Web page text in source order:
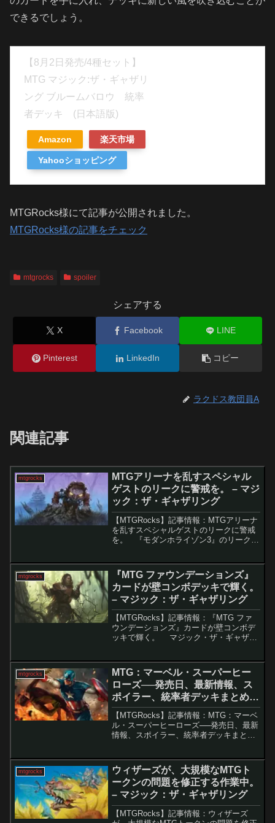
できるでしょう。
【8月2日発売/4種セット】
MTG マジック:ザ・ギャザリ
ング ブルームバロウ 統率
者デッキ (日本語版)
Amazon 楽天市場
Yahooショッピング
MTGRocks様にて記事が公開されました。
MTGRocks様の記事をチェック
mtgrocks spoiler
シェアする
X Facebook LINE
Pinterest LinkedIn コピー
ラクドス教団員A
関連記事
mtgrocks
MTGアリーナを乱すスペシャル
ゲストのリークに警戒を。 – マジ
ック：ザ・ギャザリング
【MTGRocks】記事情報：MTGアリーナ
を乱すスペシャルゲストのリークに警戒
を。 『モダンホライゾン3』のリーク情
「悲嘆」がMTGアリーナに登場する可能
性がある...
mtgrocks
『MTG ファウンデーションズ』
カードが壁コンボデッキで輝く。
– マジック：ザ・ギャザリング
【MTGRocks】記事情報：『MTG ファ
ウンデーションズ』カードが壁コンボデ
ッキで輝く。 マジック・ザ・ギャザリ
デザインですが、時折、パウパーフォー
マットで...
mtgrocks
MTG：マーベル・スーパーヒー
ローズ──発売日、最新情報、ス
ポイラー、統率者デッキまとめ。
– マジック：ザ・ギャザリング
【MTGRocks】記事情報：MTG：マーベ
ル・スーパーヒーローズ──発売日、最新
情報、スポイラー、統率者デッキまと
ースが予定されている『マーベ...
mtgrocks
ウィザーズが、大規模なMTGト
ークンの問題を修正する作業中。
– マジック：ザ・ギャザリング
【MTGRocks】記事情報：ウィザーズ